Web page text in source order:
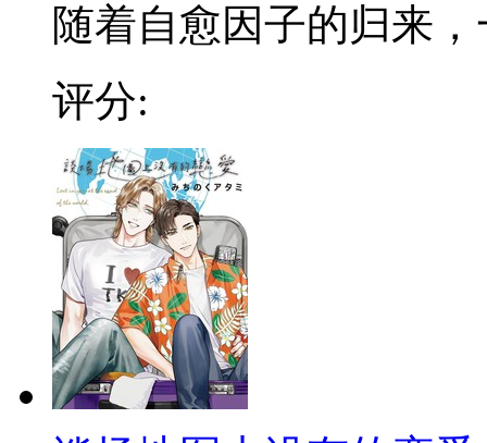
随着自愈因子的归来，
评分: